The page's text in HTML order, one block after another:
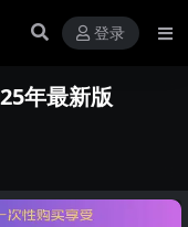
登录
年最新版